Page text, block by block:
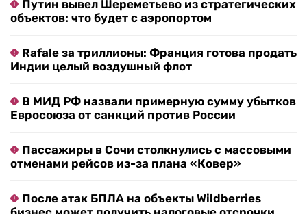
Путин вывел Шереметьево из стратегических
объектов: что будет с аэропортом
Rafale за триллионы: Франция готова продать
Индии целый воздушный флот
В МИД РФ назвали примерную сумму убытков
Евросоюза от санкций против России
Пассажиры в Сочи столкнулись с массовыми
отменами рейсов из-за плана «Ковер»
После атак БПЛА на объекты Wildberries